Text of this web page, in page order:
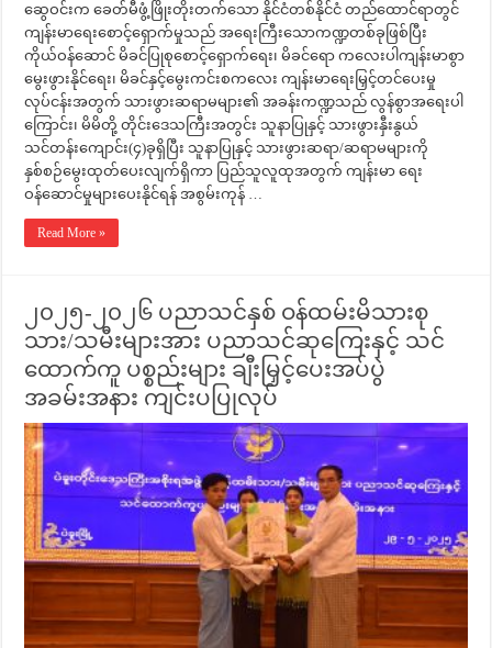
ဆွေဝင်းက ခေတ်မီဖွံ့ဖြိုးတိုးတက်သော နိုင်ငံတစ်နိုင်ငံ တည်ထောင်ရာတွင်
ကျန်းမာရေးစောင့်ရှောက်မှုသည် အရေးကြီးသောကဏ္ဍတစ်ခုဖြစ်ပြီး
ကိုယ်ဝန်ဆောင် မိခင်ပြုစုစောင့်ရှောက်ရေး၊ မိခင်ရော ကလေးပါကျန်းမာစွာ
မွေးဖွားနိုင်ရေး၊ မိခင်နှင့်မွေးကင်းစကလေး ကျန်းမာရေးမြှင့်တင်ပေးမှု
လုပ်ငန်းအတွက် သားဖွားဆရာမများ၏ အခန်းကဏ္ဍသည် လွန်စွာအရေးပါ
ကြောင်း၊ မိမိတို့ တိုင်းဒေသကြီးအတွင်း သူနာပြုနှင့် သားဖွားနှီးနွယ်
သင်တန်းကျောင်း(၄)ခုရှိပြီး သူနာပြုနှင့် သားဖွားဆရာ/ဆရာမများကို
နှစ်စဉ်မွေးထုတ်ပေးလျက်ရှိကာ ပြည်သူလူထုအတွက် ကျန်းမာ ရေး
ဝန်ဆောင်မှုများပေးနိုင်ရန် အစွမ်းကုန် …
Read More »
၂၀၂၅-၂၀၂၆ ပညာသင်နှစ် ဝန်ထမ်းမိသားစု
သား/သမီးများအား ပညာသင်ဆုကြေးနှင့် သင်
ထောက်ကူ ပစ္စည်းများ ချီးမြှင့်ပေးအပ်ပွဲ
အခမ်းအနား ကျင်းပပြုလုပ်